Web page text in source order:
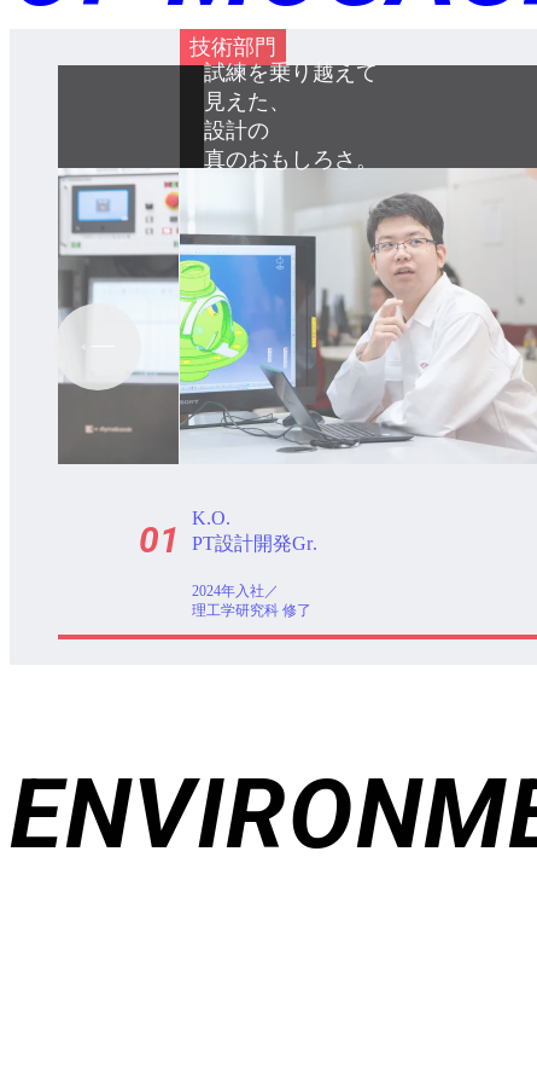
02
技術部門
2輪EV用
バッテリー開発で、
脱炭素に貢献する。
D.I.
バッテリー技術開発Gr.
2022年入社／電気・電子
情報工学専攻 修了